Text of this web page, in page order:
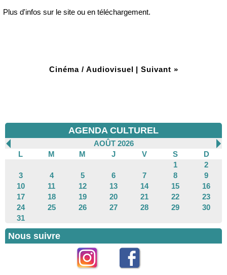
Plus d'infos sur le site ou en téléchargement.
Cinéma / Audiovisuel | Suivant »
AGENDA CULTUREL
AOÛT 2026
L
M M J V S
D
1
2
3
4 5 6 7 8
9
10
11 12 13 14 15
16
17
18 19 20 21 22
23
24
25 26 27 28 29
30
31
Nous suivre